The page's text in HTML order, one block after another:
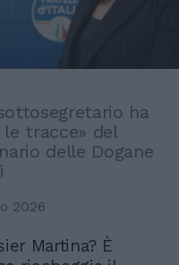
ha
tracce» del
delle Dogane
2026
Martina? È